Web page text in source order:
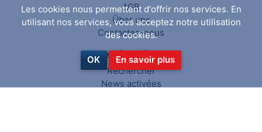
AGB
Über uns
Contactez-nous
Service client
Rechercher
News activées
Les cookies nous permettent d'offrir nos services. En
utilisant nos services, vous acceptez notre utilisation
des cookies.
OK En savoir plus